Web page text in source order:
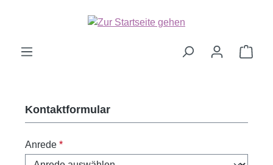
Zum Hauptinhalt springen
Kontaktformular
Anrede *